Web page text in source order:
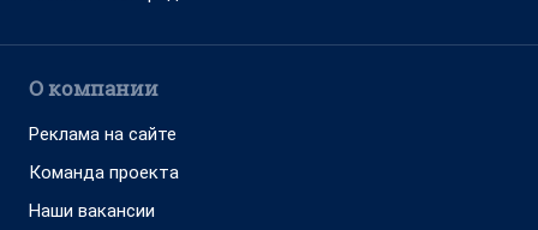
О компании
Реклама на сайте
Команда проекта
Наши вакансии